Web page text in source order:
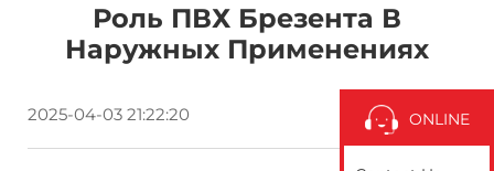
Продукты
Применение
ONLINE
Роль ПВХ Брезента В
Наружных Применениях
2025-04-03 21:22:20